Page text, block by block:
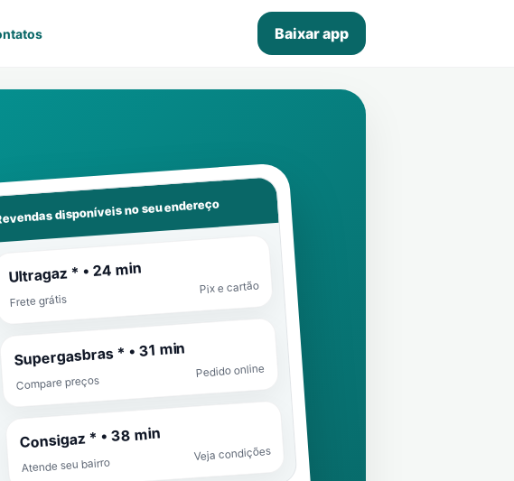
Baixar app
disponíveis no seu endereço
Ultragaz * • 24 min
Frete grátis
Pix e cartão
Supergasbras * • 31 min
Compare preços
Pedido online
Consigaz * • 38 min
Atende seu bairro
Veja condições